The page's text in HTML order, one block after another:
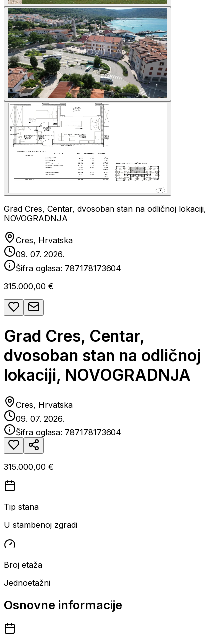
Grad Cres, Centar, dvosoban stan na odličnoj lokaciji,
NOVOGRADNJA
Cres, Hrvatska
09. 07. 2026.
Šifra oglasa: 787178173604
315.000,00 €
Grad Cres, Centar,
dvosoban stan na odličnoj
lokaciji, NOVOGRADNJA
Cres, Hrvatska
09. 07. 2026.
Šifra oglasa: 787178173604
315.000,00 €
Tip stana
U stambenoj zgradi
Broj etaža
Jednoetažni
Osnovne informacije